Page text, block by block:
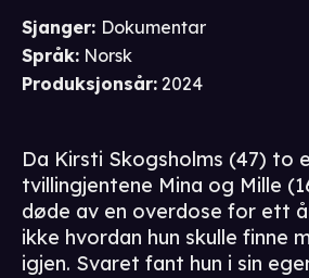
Sjanger: Dokumentar
Språk: Norsk
Produksjonsår: 2024
Da Kirsti Skogsholms (47) to
tvillingjentene Mina og Mille
døde av en overdose for ett
ikke hvordan hun skulle finne
igjen. Svaret fant hun i sin